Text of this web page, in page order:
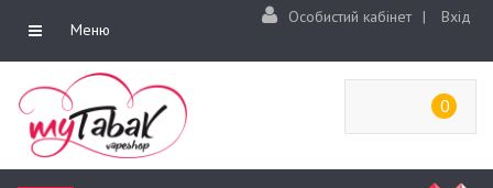
Меню
Особистий кабінет | Вхід
0